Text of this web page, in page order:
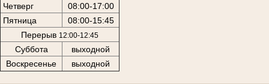
Четверг
08:00-17:00
Пятница
08:00-15:45
Перерыв 12:00-12:45
Суббота
выходной
Воскресенье
выходной